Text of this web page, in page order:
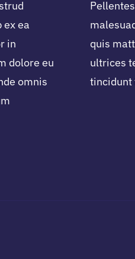
ea
in
dolore eu
omnis
quis
ultrices
tincidunt